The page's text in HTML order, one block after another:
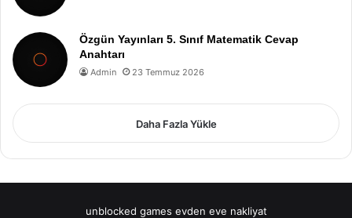
Özgün Yayınları 5. Sınıf Matematik Cevap
Anahtarı
Admin 23 Temmuz 2026
Daha Fazla Yükle
unblocked games evden eve nakliyat